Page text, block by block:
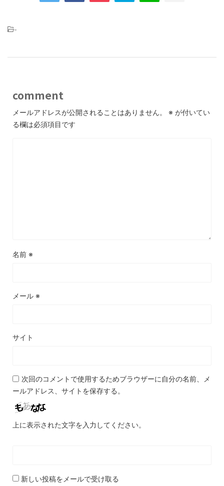
-
comment
メールアドレスが公開されることはありません。 ※ が付いてい
る欄は必須項目です
名前 ※
メール ※
サイト
次回のコメントで使用するためブラウザーに自分の名前、メ
ールアドレス、サイトを保存する。
上に表示された文字を入力してください。
新しい投稿をメールで受け取る